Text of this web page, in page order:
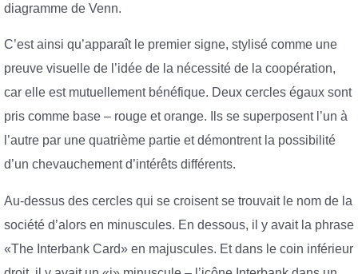
diagramme de Venn.
C’est ainsi qu’apparaît le premier signe, stylisé comme une
preuve visuelle de l’idée de la nécessité de la coopération,
car elle est mutuellement bénéfique. Deux cercles égaux sont
pris comme base – rouge et orange. Ils se superposent l’un à
l’autre par une quatrième partie et démontrent la possibilité
d’un chevauchement d’intérêts différents.
Au-dessus des cercles qui se croisent se trouvait le nom de la
société d’alors en minuscules. En dessous, il y avait la phrase
«The Interbank Card» en majuscules. Et dans le coin inférieur